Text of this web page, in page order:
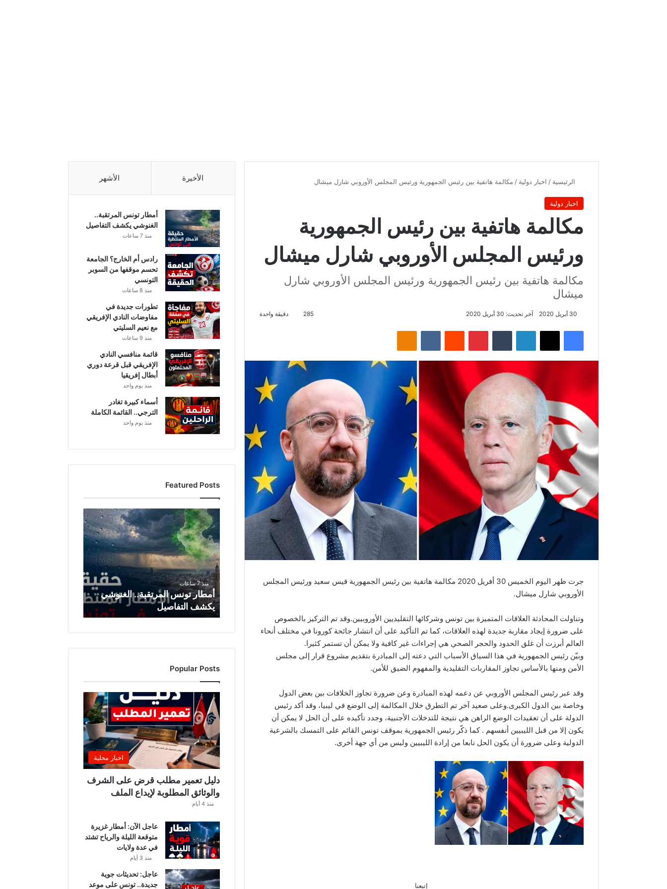
الرئيسية / اخبار دولية / مكالمة هاتفية بين رئيس الجمهورية ورئيس المجلس الأوروبي شارل ميشال
اخبار دولية
مكالمة هاتفية بين رئيس الجمهورية
ورئيس المجلس الأوروبي شارل ميشال
مكالمة هاتفية بين رئيس الجمهورية ورئيس المجلس الأوروبي شارل
ميشال
30 أبريل 2020 آخر تحديث: 30 أبريل 2020 285 دقيقة واحدة
فيسبوك لينكدإن بينتيريست
جرت ظهر اليوم الخميس 30 أفريل 2020 مكالمة هاتفية بين رئيس الجمهورية قيس سعيد ورئيس المجلس
الأوروبي شارل ميشال.
وتناولت المحادثة العلاقات المتميزة بين تونس وشركائها التقليديين الأوروبيين.وقد تم التركيز بالخصوص
على ضرورة إيجاد مقاربة جديدة لهذه العلاقات، كما تم التأكيد على أن انتشار جائحة كورونا في مختلف أنحاء
العالم أبرزت أن غلق الحدود والحجر الصحي هي إجراءات غير كافية ولا يمكن أن تستمر كثيرا.
وبيّن رئيس الجمهورية في هذا السياق الأسباب التي دعته إلى المبادرة بتقديم مشروع قرار إلى مجلس
الأمن ومنها بالأساس تجاوز المقاربات التقليدية والمفهوم الضيق للأمن.
وقد عبر رئيس المجلس الأوروبي عن دعمه لهذه المبادرة وعن ضرورة تجاوز الخلافات بين بعض الدول
وخاصة بين الدول الكبرى.وعلى صعيد آخر تم التطرق خلال المكالمة إلى الوضع في ليبيا، وقد أكد رئيس
الدولة على أن تعقيدات الوضع الراهن هي نتيجة للتدخلات الأجنبية، وجدد تأكيده على أن الحل لا يمكن أن
يكون إلا من قبل الليبيين أنفسهم . كما ذكّر رئيس الجمهورية بموقف تونس القائم على التمسك بالشرعية
الدولية وعلى ضرورة أن يكون الحل نابعا من إرادة الليبيين وليس من أي جهة أخرى.
إتبعنا
الأخيرة الأشهر
أمطار تونس المرتقبة..
الغنوشي يكشف التفاصيل
منذ 7 ساعات
رادس أم الخارج؟ الجامعة
تحسم موقفها من السوبر
التونسي
منذ 8 ساعات
تطورات جديدة في
مفاوضات النادي الإفريقي
مع نعيم السليتي
منذ 9 ساعات
قائمة منافسي النادي
الإفريقي قبل قرعة دوري
أبطال إفريقيا
منذ يوم واحد
أسماء كبيرة تغادر
الترجي.. القائمة الكاملة
منذ يوم واحد
Featured Posts
م
ا
ر
ت
و
س
ا
ل
ت
ب
ة
.
ا
ل
غ
ن
و
ش
ي
ك
ا
ل
ت
ف
ا
ص
منذ 7 ساعات
أمطار تونس المرتقبة.. الغنوشي
يكشف التفاصيل
Popular Posts
اخبار محلية
دليل تعمير مطلب قرض على الشرف
والوثائق المطلوبة لإيداع الملف
منذ 4 أيام
عاجل الآن: أمطار غزيرة
متوقعة الليلة والرياح تشتد
في عدة ولايات
منذ 3 أيام
عاجل: تحديثات جوية
جديدة.. تونس على موعد